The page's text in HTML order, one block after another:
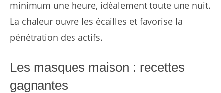
minimum une heure, idéalement toute une nuit.
La chaleur ouvre les écailles et favorise la
pénétration des actifs.
Les masques maison : recettes
gagnantes